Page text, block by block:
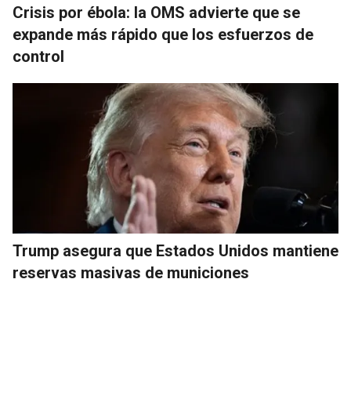
Crisis por ébola: la OMS advierte que se
expande más rápido que los esfuerzos de
control
Trump asegura que Estados Unidos mantiene
reservas masivas de municiones